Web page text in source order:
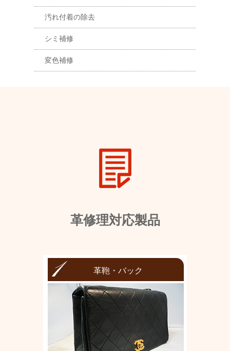
汚れ付着の除去
シミ補修
変色補修
革修理対応製品
革鞄・バック